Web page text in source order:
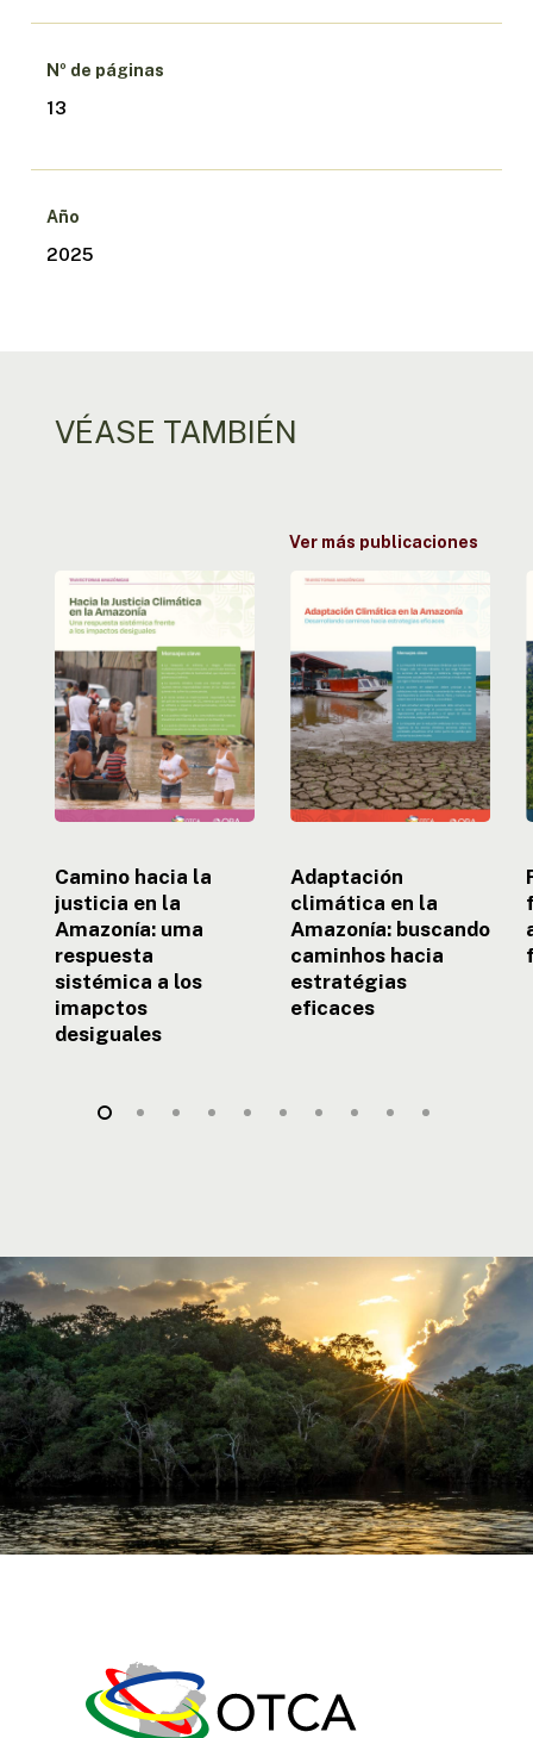
Nº de páginas
13
Año
2025
VÉASE TAMBIÉN
Ver más publicaciones
Camino
hacia
justicia
en
la
Amazonía:
uma
respuesta
sistémica
los
imapctos
desiguales
Camino hacia la
justicia en la
Amazonía: uma
respuesta
sistémica a los
imapctos
desiguales
Adaptación
climática
la
Amazonía:
buscando
caminhos
hacia
estratégias
eficaces
Adaptación
climática en la
Amazonía: buscando
caminhos hacia
estratégias
eficaces